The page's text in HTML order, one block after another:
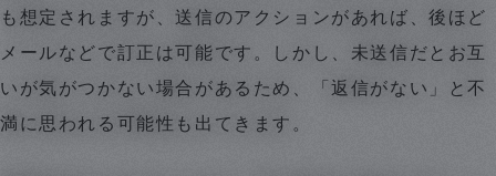
も想定されますが、送信のアクションがあれば、後ほど
メールなどで訂正は可能です。しかし、未送信だとお互
いが気がつかない場合があるため、「返信がない」と不
満に思われる可能性も出てきます。